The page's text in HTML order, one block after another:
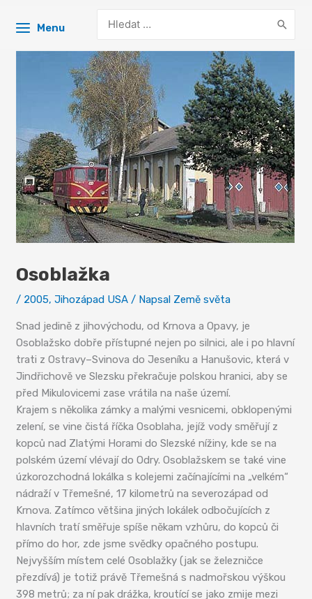
Menu
for:
Osoblažka
/ 2005,Jihozápad USA / Napsal Země světa
Snad jedině z jihovýchodu, od Krnova a Opavy, je
Osoblažsko dobře přístupné nejen po silnici, ale i po hlavní
trati z Ostravy–Svinova do Jeseníku a Hanušovic, která v
Jindřichově ve Slezsku překračuje polskou hranici, aby se
před Mikulovicemi zase vrátila na naše území.
Krajem s několika zámky a malými vesnicemi, obklopenými
zelení, se vine čistá říčka Osoblaha, jejíž vody směřují z
kopců nad Zlatými Horami do Slezské nížiny, kde se na
polském území vlévají do Odry. Osoblažskem se také vine
úzkorozchodná lokálka s kolejemi začínajícími na „velkém“
nádraží v Třemešné, 17 kilometrů na severozápad od
Krnova. Zatímco většina jiných lokálek odbočujících z
hlavních tratí směřuje spíše někam vzhůru, do kopců či
přímo do hor, zde jsme svědky opačného postupu.
Nejvyšším místem celé Osoblažky (jak se železničce
přezdívá) je totiž právě Třemešná s nadmořskou výškou
398 metrů; za ní pak drážka, kroutící se jako zmije mezi